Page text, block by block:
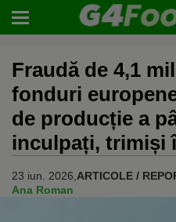
Fraudă de 4,1
fonduri
de producție a
inculpați, trimiși
23 iun. 2026, ARTICOLE /
Ana Roman